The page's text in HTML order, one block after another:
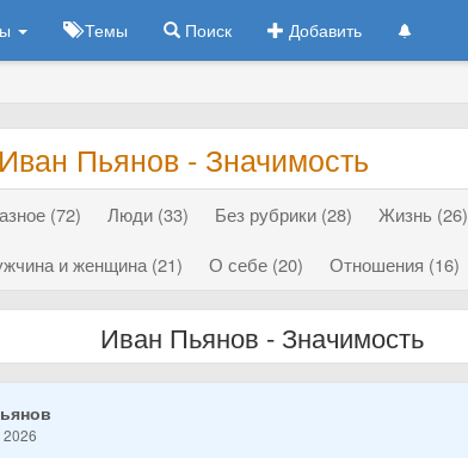
Темы Поиск Добавить
Пьянов - Значимость
(72) Люди (33) Без рубрики (28) Жизнь (26)
и женщина (21)
О себе (20) Отношения (16)
Иван Пьянов - Значимость